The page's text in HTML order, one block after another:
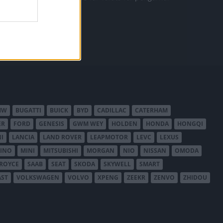
BUGATTI BUICK BYD CADILLAC
CATERHAM
FORD GENESIS GWM WEY HOLDEN HONDA
HONGQI
LANCIA LAND ROVER LEAPMOTOR LEVC
LEXUS
MINI MITSUBISHI MORGAN NIO NISSAN
OMODA
SAAB SEAT SKODA SKYWELL
SMART
VOLKSWAGEN VOLVO XPENG ZEEKR ZENVO ZHIDOU